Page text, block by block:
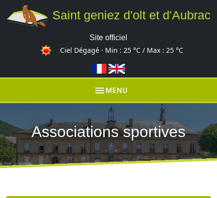
Saint geniez d'olt et d'Aubrac
Site officiel
Ciel Dégagé · Min : 25 °C / Max : 25 °C
menu MENU
Associations sportives